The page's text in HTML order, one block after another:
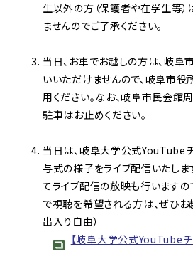
生以外の方（保護者や在学生等
ませんのでご了承ください。
当日、お車でお越しの方は、岐
いいただけませんので、岐阜市
用ください。なお、岐阜市民会
駐車はお止めください。
当日は、岐阜大学公式YouTube
与式の様子をライブ配信いたしま
てライブ配信の放映も行います
で視聴を希望される方は、ぜひお
出入り自由）
【岐阜大学公式YouTubeチ